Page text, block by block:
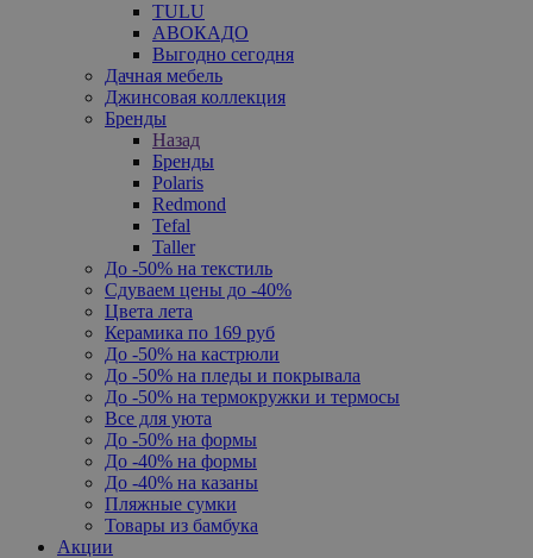
TULU
АВОКАДО
Выгодно сегодня
Дачная мебель
Джинсовая коллекция
Бренды
Назад
Бренды
Polaris
Redmond
Tefal
Taller
До -50% на текстиль
Сдуваем цены до -40%
Цвета лета
Керамика по 169 руб
До -50% на кастрюли
До -50% на пледы и покрывала
До -50% на термокружки и термосы
Все для уюта
До -50% на формы
До -40% на формы
До -40% на казаны
Пляжные сумки
Товары из бамбука
Акции